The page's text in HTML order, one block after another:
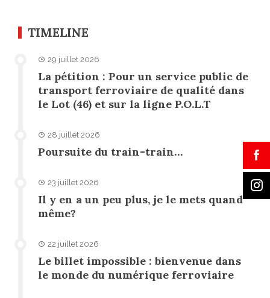
TIMELINE
29 juillet 2026
La pétition : Pour un service public de
transport ferroviaire de qualité dans
le Lot (46) et sur la ligne P.O.L.T
28 juillet 2026
Poursuite du train-train…
23 juillet 2026
Il y en a un peu plus, je le mets quand
même?
22 juillet 2026
Le billet impossible : bienvenue dans
le monde du numérique ferroviaire